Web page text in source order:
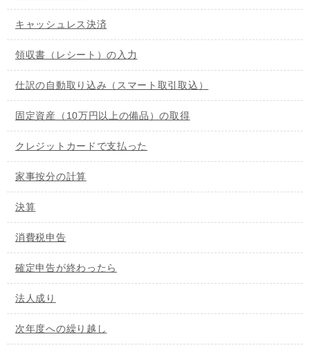
キャッシュレス決済
領収書（レシート）の入力
仕訳の自動取り込み（スマート取引取込）
固定資産（10万円以上の備品）の取得
クレジットカードで支払った
家事按分の計算
決算
消費税申告
確定申告が終わったら
法人成り
次年度への繰り越し